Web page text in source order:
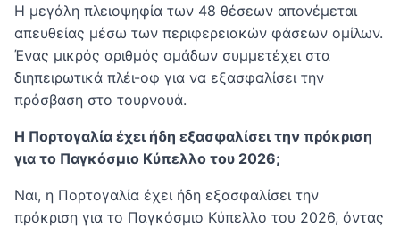
Η μεγάλη πλειοψηφία των 48 θέσεων απονέμεται
απευθείας μέσω των περιφερειακών φάσεων ομίλων.
Ένας μικρός αριθμός ομάδων συμμετέχει στα
διηπειρωτικά πλέι-οφ για να εξασφαλίσει την
πρόσβαση στο τουρνουά.
Η Πορτογαλία έχει ήδη εξασφαλίσει την πρόκριση
για το Παγκόσμιο Κύπελλο του 2026;
Ναι, η Πορτογαλία έχει ήδη εξασφαλίσει την
πρόκριση για το Παγκόσμιο Κύπελλο του 2026, όντας